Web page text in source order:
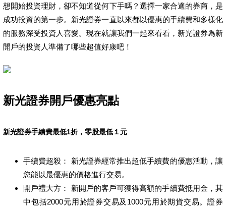
想開始投資理財，卻不知道從何下手嗎？選擇一家合適的券商，是
成功投資的第一步。新光證券一直以來都以優惠的手續費和多樣化
的服務深受投資人喜愛。現在就讓我們一起來看看，新光證券為新
開戶的投資人準備了哪些超值好康吧！
新光證券開戶優惠亮點
新光證券手續費最低1折，零股最低１元
手續費超殺： 新光證券經常推出超低手續費的優惠活動，讓
您能以最優惠的價格進行交易。
開戶禮大方： 新開戶的客戶可獲得高額的手續費抵用金，其
中包括2000元用於證券交易及1000元用於期貨交易。證券